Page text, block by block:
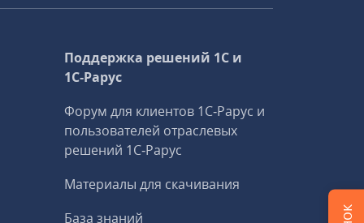
Поддержка решений 1С и
1С‑Рарус
Форум для клиентов 1С‑Рарус и
пользователей отраслевых
решений 1С‑Рарус
Материалы для скачивания
База знаний